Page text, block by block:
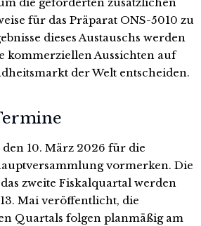
für das Präparat ONS-5010 zu
dieses Austauschs werden
kommerziellen Aussichten auf
der Welt entscheiden.
10. März 2026 für die
vormerken. Die
zweite Fiskalquartal werden
Mai veröffentlicht, die
Quartals folgen planmäßig am